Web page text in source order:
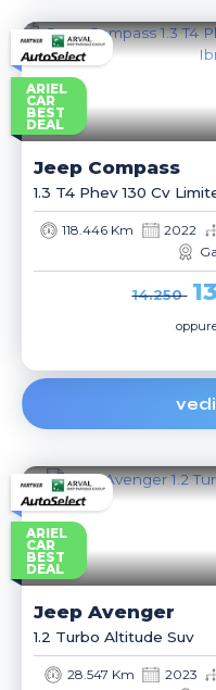
ARIEL
CAR
BEST
DEAL
Jeep Compass
1.3 T4 Phev 130 Cv
118.446 Km 2022
14.250
ARIEL
CAR
BEST
DEAL
Jeep Avenger
1.2 Turbo Altitude Suv
28.547 Km 2023